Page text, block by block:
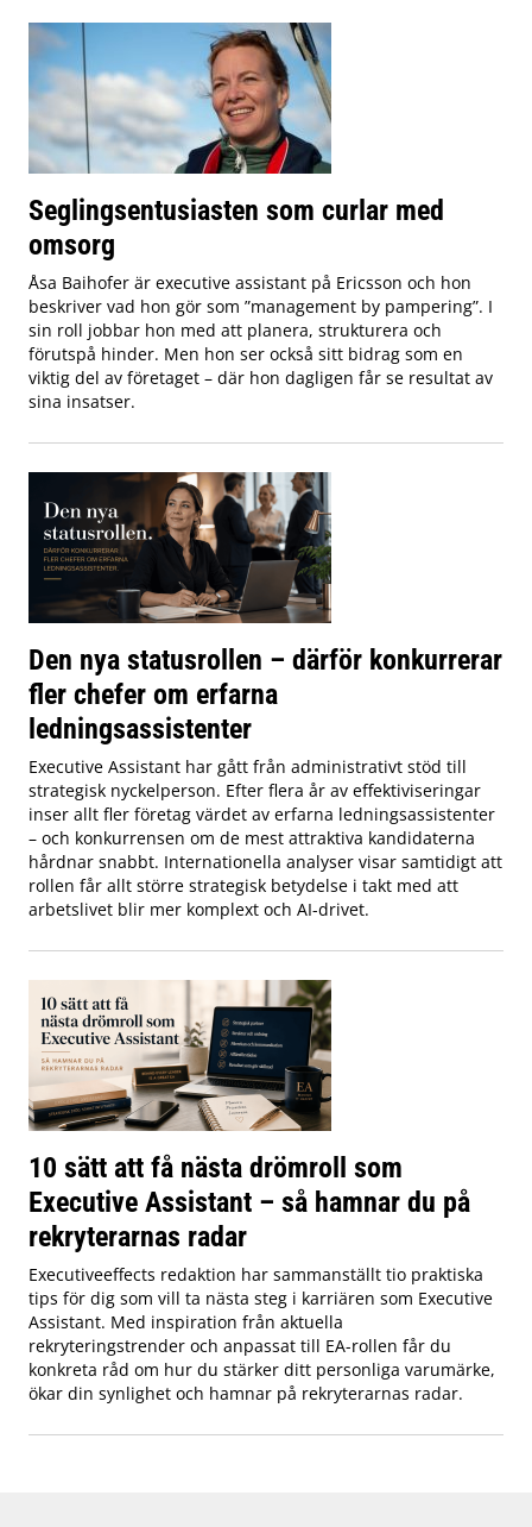
Seglingsentusiasten som curlar med
omsorg
Åsa Baihofer är executive assistant på Ericsson och hon
beskriver vad hon gör som ”management by pampering”. I
sin roll jobbar hon med att planera, strukturera och
förutspå hinder. Men hon ser också sitt bidrag som en
viktig del av företaget – där hon dagligen får se resultat av
sina insatser.
Den nya statusrollen – därför konkurrerar
fler chefer om erfarna
ledningsassistenter
Executive Assistant har gått från administrativt stöd till
strategisk nyckelperson. Efter flera år av effektiviseringar
inser allt fler företag värdet av erfarna ledningsassistenter
– och konkurrensen om de mest attraktiva kandidaterna
hårdnar snabbt. Internationella analyser visar samtidigt att
rollen får allt större strategisk betydelse i takt med att
arbetslivet blir mer komplext och AI-drivet.
10 sätt att få nästa drömroll som
Executive Assistant – så hamnar du på
rekryterarnas radar
Executiveeffects redaktion har sammanställt tio praktiska
tips för dig som vill ta nästa steg i karriären som Executive
Assistant. Med inspiration från aktuella
rekryteringstrender och anpassat till EA-rollen får du
konkreta råd om hur du stärker ditt personliga varumärke,
ökar din synlighet och hamnar på rekryterarnas radar.